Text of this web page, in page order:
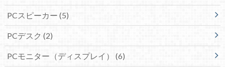
PCスピーカー (5)
PCデスク (2)
PCモニター（ディスプレイ） (6)